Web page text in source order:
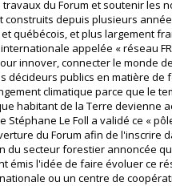
du Forum et soutenir les
construits depuis plusieurs
québécois, et plus largement
appelée « réseau
innover, connecter le monde
décideurs publics en matière de
climatique parce que le
habitant de la Terre devienne
Stéphane Le Foll a validé ce «
du Forum afin de l'inscrire
du secteur forestier annoncée
émis l'idée de faire évoluer ce
ou un centre de